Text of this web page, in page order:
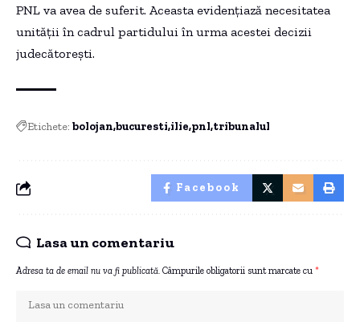
PNL va avea de suferit. Aceasta evidențiază necesitatea
unității în cadrul partidului în urma acestei decizii
judecătorești.
Etichete: bolojan bucuresti ilie pnl tribunalul
Facebook
Lasa un comentariu
Adresa ta de email nu va fi publicată. Câmpurile obligatorii sunt marcate cu *